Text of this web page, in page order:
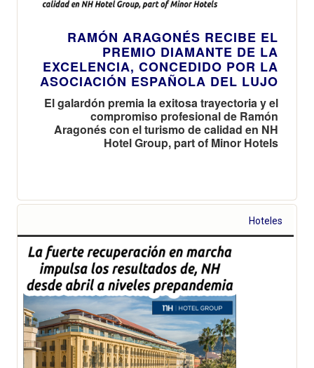
RAMÓN ARAGONÉS RECIBE EL
PREMIO DIAMANTE DE LA
EXCELENCIA, CONCEDIDO POR LA
ASOCIACIÓN ESPAÑOLA DEL LUJO
El galardón premia la exitosa trayectoria y el
compromiso profesional de Ramón
Aragonés con el turismo de calidad en NH
Hotel Group, part of Minor Hotels
Hoteles